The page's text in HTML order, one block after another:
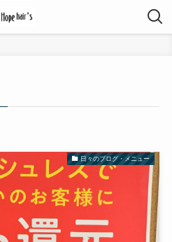
日々のブログ・メニュー